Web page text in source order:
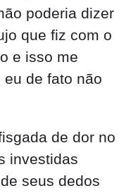
poderia dizer
que fiz com o
e isso me
de fato não
de dor no
investidas
seus dedos